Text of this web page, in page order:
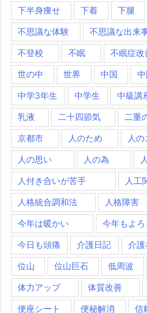
下半身痩せ 下着 下腿
不思議な体験 不思議な出来
不登校 不眠 不眠症改
世の中 世界 中国
中学3年生 中学生 中級講
乳液 二十四節気 二重
京都市 人のため 人
人の思い 人の為
人付き合いが苦手 人工
人格統合調和法 人格障害
今年は暖かい 今年もよろ
今日も頭痛 介護日記 介護
位山 位山巨石 低周波
体力アップ 体質改善
便座シート 便秘解消 信